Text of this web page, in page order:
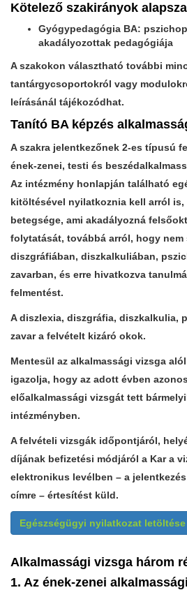
Kötelező szakirányok
Gyógypedagógia BA:
akadályozottak pedagógiája
A szakokon választható további
tantárgycsoportokról vagy
leírásánál tájékozódhat.
Tanító BA képzés
A szakra jelentkezőnek 2-es típusú
ének-zenei, testi és
Az intézmény honlapján található
kitöltésével nyilatkoznia kell arról
betegsége, ami akadályozná
folytatását, továbbá arról, hogy nem
diszgráfiában, diszkalkuliában,
zavarban, és erre hivatkozva
felmentést.
A diszlexia, diszgráfia, diszkalkulia,
zavar a felvételt kizáró okok.
Mentesül az alkalmassági vizsga
igazolja, hogy az adott évben
előalkalmassági vizsgát tett
intézményben.
A felvételi vizsgák időpontjáról,
díjának befizetési módjáról a Kar a
elektronikus levélben – a
címre – értesítést küld.
Egészségügyi nyilatkozat letöltése
Alkalmassági vizsga három
1. Az ének-zenei